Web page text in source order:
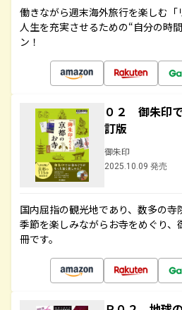
働きながら週末海外旅行を楽しむ「
人生を充実させるための“自分の時
ン！
０２ 御朱印
訂版
御朱印
2025.10.09 発売
国内屈指の観光地であり、数多の寺
季節を楽しみながらお寺をめぐり
冊です。